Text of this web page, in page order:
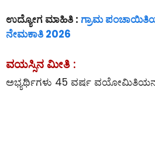
ಉದ್ಯೋಗ ಮಾಹಿತಿ : ಗ್ರಾಮ
ನೇಮಕಾತಿ 2026
ವಯಸ್ಸಿನ ಮೀತಿ :
ಅಭ್ಯರ್ಥಿಗಳು 45 ವರ್ಷ